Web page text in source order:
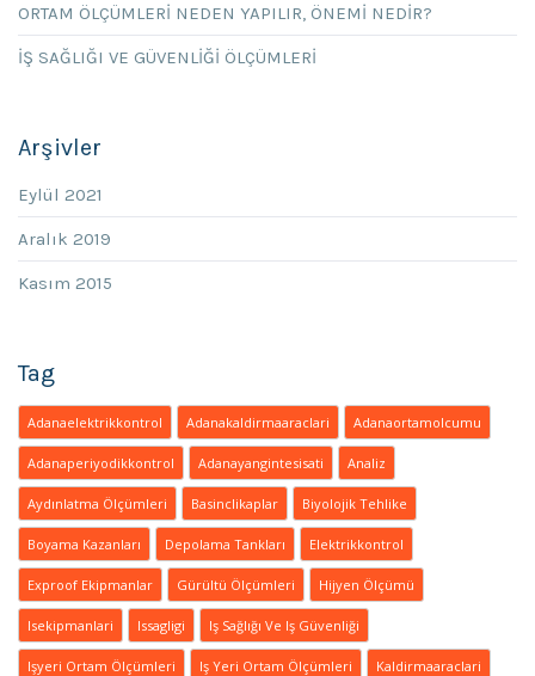
ORTAM ÖLÇÜMLERİ NEDEN YAPILIR, ÖNEMİ NEDİR?
İŞ SAĞLIĞI VE GÜVENLİĞİ ÖLÇÜMLERİ
Arşivler
Eylül 2021
Aralık 2019
Kasım 2015
Tag
Adanaelektrikkontrol Adanakaldirmaaraclari Adanaortamolcumu
Adanaperiyodikkontrol Adanayangintesisati Analiz
Aydınlatma Ölçümleri Basinclikaplar Biyolojik Tehlike
Boyama Kazanları Depolama Tankları Elektrikkontrol
Exproof Ekipmanlar Gürültü Ölçümleri Hijyen Ölçümü
Isekipmanlari Issagligi Iş Sağlığı Ve Iş Güvenliği
Işyeri Ortam Ölçümleri Iş Yeri Ortam Ölçümleri Kaldirmaaraclari